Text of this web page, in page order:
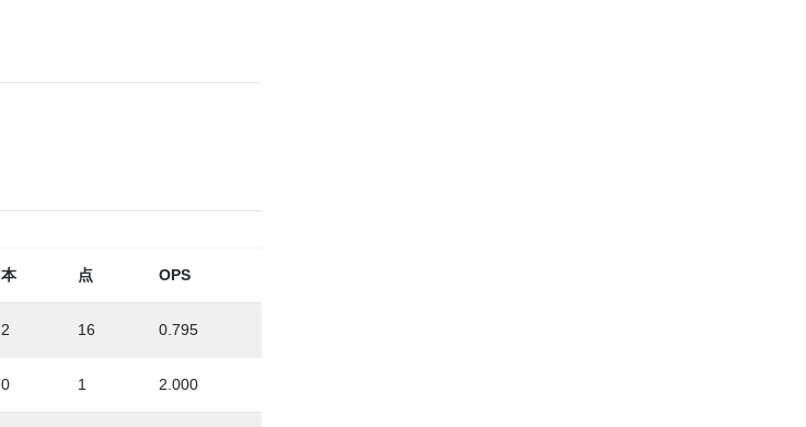
本 点 OPS
2 16 0.795
0 1 2.000